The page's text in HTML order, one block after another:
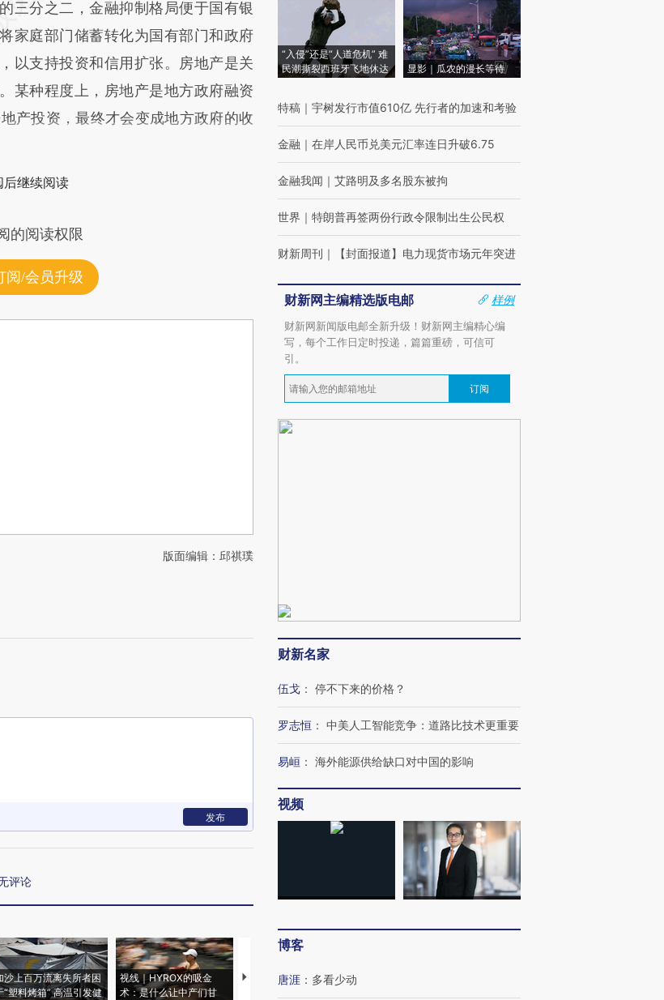
三分之二，金融抑制格局便于国有银
家庭部门储蓄转化为国有部门和政府
以支持投资和信用扩张。房地产是关
某种程度上，房地产是地方政府融资
产投资，最终才会变成地方政府的收
后继续阅读
的阅读权限
阅/会员升级
版面编辑：邱祺璞
发布
评论
沙上百万流离失所者困
“塑料烤箱” 高温引发健
视线｜HYROX的吸金
术：是什么让中产们甘
马航飞行员跨国走私7万
“入侵”还是“人道危机” 难
民潮撕裂西班牙飞地休达
显影｜瓜农的漫长等待
特稿 ｜ 宇树发行市值610亿 先行者的加速和考验
金融 ｜ 在岸人民币兑美元汇率连日升破6.75
金融我闻 ｜ 艾路明及多名股东被拘
世界 ｜ 特朗普再签两份行政令限制出生公民权
财新周刊 ｜ 【封面报道】电力现货市场元年突进
财新网主编精选版电邮
样例
财新网新闻版电邮全新升级！财新网主编精心编
写，每个工作日定时投递，篇篇重磅，可信可
引。
订阅
财新名家
伍戈 ： 停不下来的价格？
罗志恒 ： 中美人工智能竞争：道路比技术更重要
易峘 ： 海外能源供给缺口对中国的影响
视频
博客
唐涯 ： 多看少动